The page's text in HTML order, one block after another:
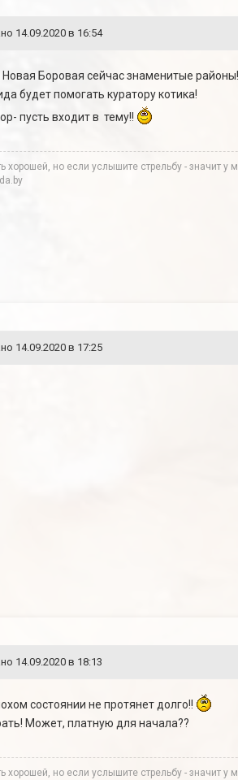
14.09.2020 в 16:54
Боровая сейчас знаменитые
будет помогать куратору котика!
пусть входит в тему!!
хорошей, но если услышите стрельбу - значит у
14.09.2020 в 17:25
14.09.2020 в 18:13
состоянии не протянет долго!!
Может, платную для начала??
хорошей, но если услышите стрельбу - значит у